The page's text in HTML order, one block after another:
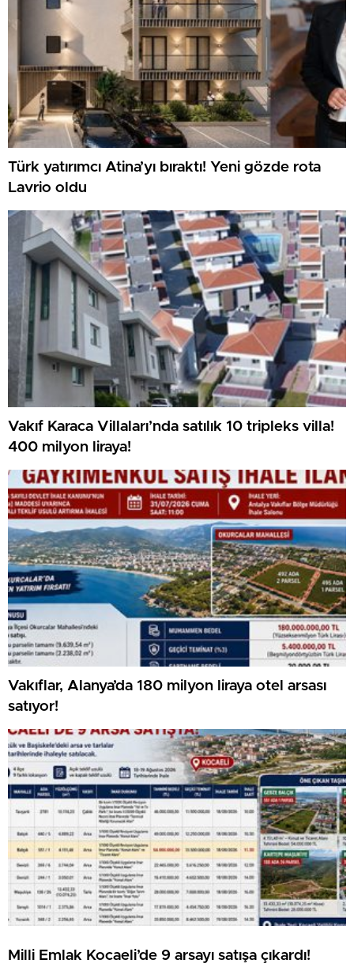
Türk yatırımcı Atina’yı bıraktı! Yeni gözde rota
Lavrio oldu
Vakıf Karaca Villaları’nda satılık 10 tripleks villa!
400 milyon liraya!
Vakıflar, Alanya’da 180 milyon liraya otel arsası
satıyor!
Milli Emlak Kocaeli’de 9 arsayı satışa çıkardı!